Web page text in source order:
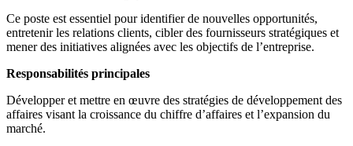
Ce poste est essentiel pour identifier de nouvelles opportunités,
entretenir les relations clients, cibler des fournisseurs stratégiques et
mener des initiatives alignées avec les objectifs de l’entreprise.
Responsabilités principales
Développer et mettre en œuvre des stratégies de développement des
affaires visant la croissance du chiffre d’affaires et l’expansion du
marché.